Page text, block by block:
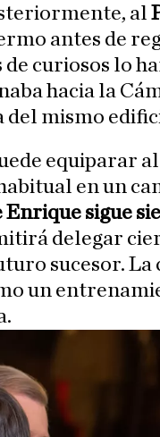
al
antes de
curiosos lo
hacia la
del mismo
equiparar
en un
Enrique sigue
delegar
sucesor. La
un